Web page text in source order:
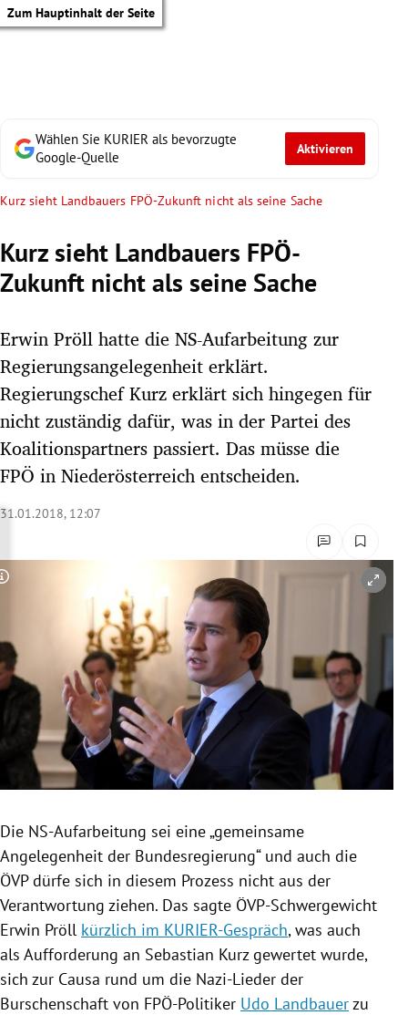
Zum Hauptinhalt der Seite
Untermenü
Untermenü
Untermenü
Untermenü
Untermenü
Untermenü
Untermenü
Untermenü
Untermenü
Untermenü
Wählen Sie KURIER als bevorzugte
Google-Quelle
Aktivieren
Kurz sieht Landbauers FPÖ-Zukunft nicht als seine Sache
Kurz sieht Landbauers FPÖ-
Zukunft nicht als seine Sache
Erwin Pröll hatte die NS-Aufarbeitung zur
Regierungsangelegenheit erklärt.
Regierungschef Kurz erklärt sich hingegen für
nicht zuständig dafür, was in der Partei des
Koalitionspartners passiert. Das müsse die
FPÖ in Niederösterreich entscheiden.
31.01.2018, 12:07
Copyright-Hinweis öffnen/schließen
Die NS-Aufarbeitung sei eine „gemeinsame
Angelegenheit der Bundesregierung“ und auch die
ÖVPdürfe sich in diesem Prozess nicht aus der
Verantwortung ziehen. Das sagte ÖVP-Schwergewicht
Erwin Pröll kürzlich im KURIER-Gespräch, was auch
als Aufforderung an Sebastian Kurzgewertet wurde,
sich zur Causa rund um die Nazi-Lieder der
Burschenschaft von FPÖ-Politiker Udo Landbauerzu